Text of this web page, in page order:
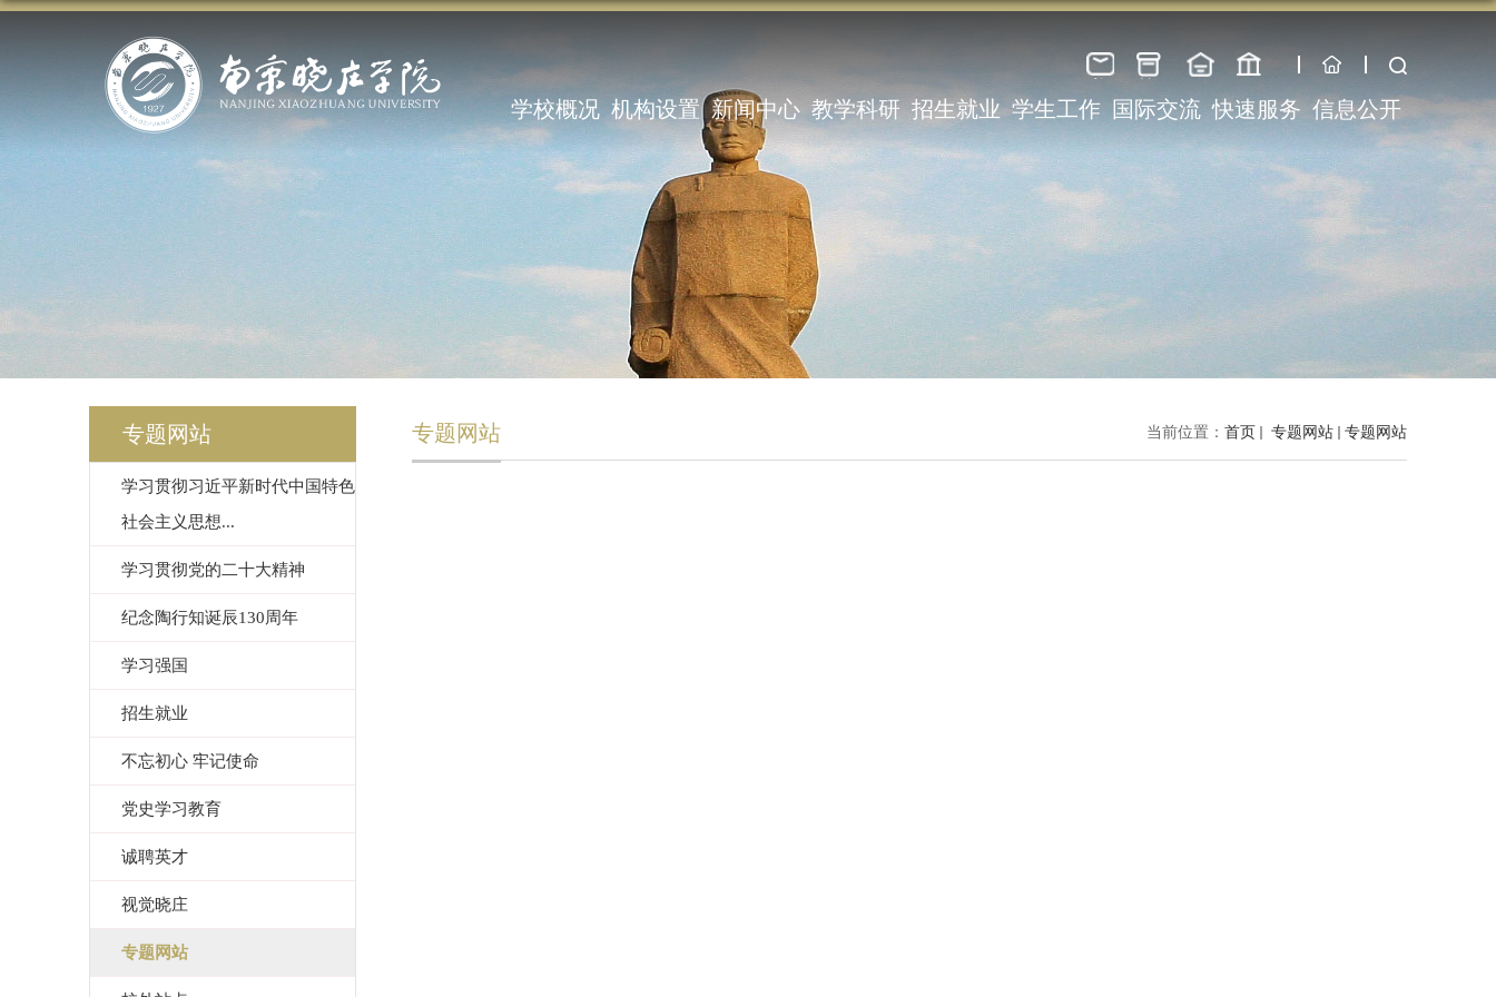
记
长
箱
息
门
书
料
学校概况 机构设置 新闻中心 教学科研 招生就业 学生工作 国际交流 快速服务 信息公开
专题网站
学习贯彻习近平新时代中国特色
社会主义思想...
学习贯彻党的二十大精神
纪念陶行知诞辰130周年
学习强国
招生就业
不忘初心 牢记使命
党史学习教育
诚聘英才
视觉晓庄
专题网站
当前位置： 首页 专题网站 专题网站
专题网站